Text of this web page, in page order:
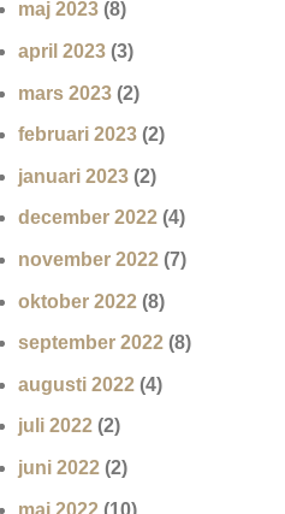
maj 2023 (8)
april 2023 (3)
mars 2023 (2)
februari 2023 (2)
januari 2023 (2)
december 2022 (4)
november 2022 (7)
oktober 2022 (8)
september 2022 (8)
augusti 2022 (4)
juli 2022 (2)
juni 2022 (2)
maj 2022 (10)